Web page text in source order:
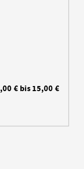
€ bis 15,00 €